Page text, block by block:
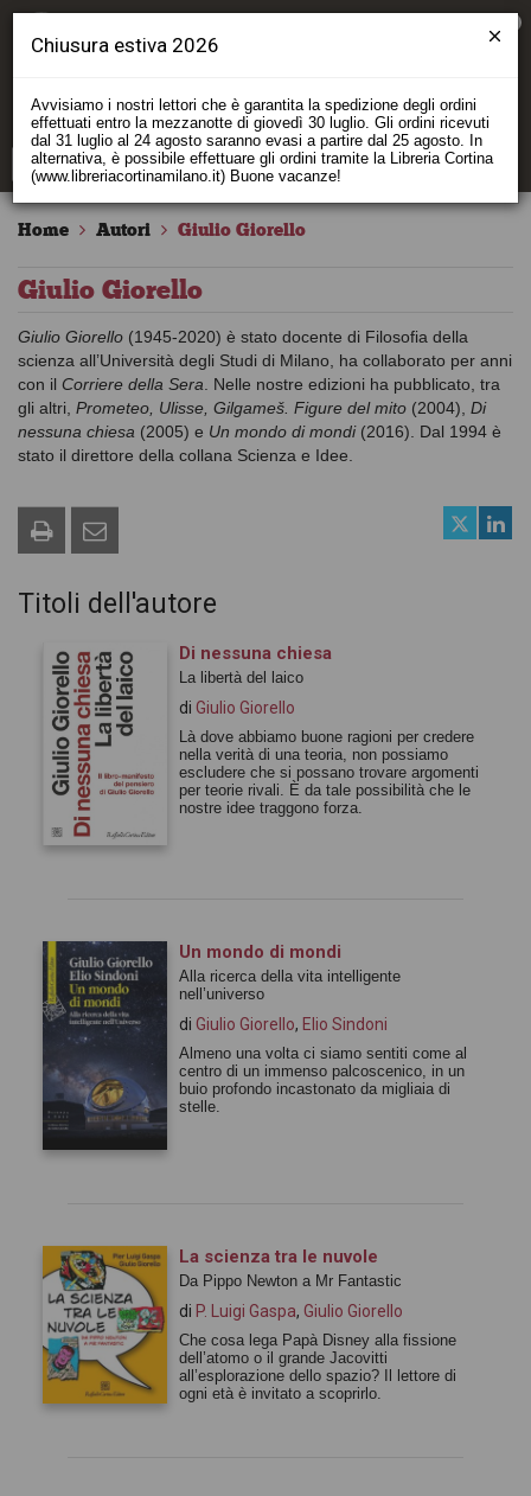
Home Autori Giulio Giorello
Giulio Giorello
Giulio Giorello (1945-2020) è stato docente di Filosofia della
scienza all’Università degli Studi di Milano, ha collaborato per anni
con il Corriere della Sera . Nelle nostre edizioni ha pubblicato, tra
gli altri, Prometeo, Ulisse, Gilgameš. Figure del mito (2004), Di
nessuna chiesa (2005) e Un mondo di mondi(2016). Dal 1994 è
stato il direttore della collana Scienza e Idee.
Titoli dell'autore
Di nessuna chiesa
La libertà del laico
di Giulio Giorello
Là dove abbiamo buone ragioni per credere
nella verità di una teoria, non possiamo
escludere che si possano trovare argomenti
per teorie rivali. È da tale possibilità che le
nostre idee traggono forza.
Un mondo di mondi
Alla ricerca della vita intelligente
nell’universo
di Giulio Giorello, Elio Sindoni
Almeno una volta ci siamo sentiti come al
centro di un immenso palcoscenico, in un
buio profondo incastonato da migliaia di
stelle.
La scienza tra le nuvole
Da Pippo Newton a Mr Fantastic
di P. Luigi Gaspa, Giulio Giorello
Che cosa lega Papà Disney alla fissione
dell’atomo o il grande Jacovitti
all’esplorazione dello spazio? Il lettore di
ogni età è invitato a scoprirlo.
Chiusura estiva 2026
Avvisiamo i nostri lettori che è garantita la spedizione degli ordini
effettuati entro la mezzanotte di giovedì 30 luglio. Gli ordini ricevuti
dal 31 luglio al 24 agosto saranno evasi a partire dal 25 agosto. In
alternativa, è possibile effettuare gli ordini tramite la Libreria Cortina
(www.libreriacortinamilano.it) Buone vacanze!